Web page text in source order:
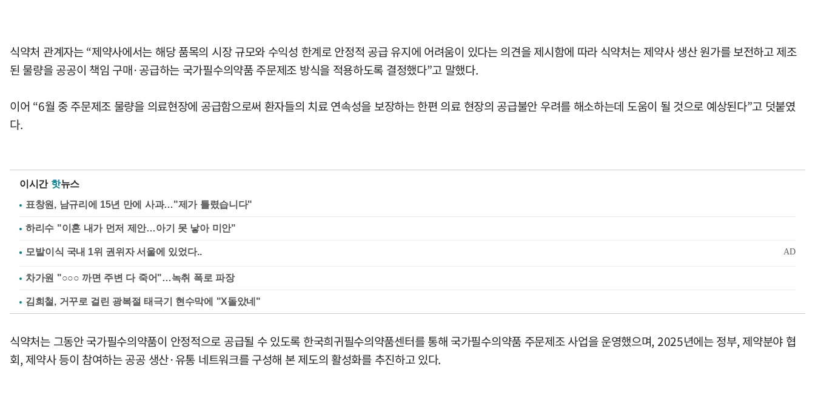
식약처 관계자는 “제약사에서는 해당 품목의 시장 규모와 수익성 한계로 안정적 공급 유지에 어려움이 있다는 의견을 제시함에 따라 식약처는 제약사 생산 원가를 보전하고 제조
된 물량을 공공이 책임 구매·공급하는 국가필수의약품 주문제조 방식을 적용하도록 결정했다”고 말했다.
이어 “6월 중 주문제조 물량을 의료현장에 공급함으로써 환자들의 치료 연속성을 보장하는 한편 의료 현장의 공급불안 우려를 해소하는데 도움이 될 것으로 예상된다”고 덧붙였
다.
이시간 핫뉴스
표창원, 남규리에 15년 만에 사과…"제가 틀렸습니다"
하리수 "이혼 내가 먼저 제안…아기 못 낳아 미안"
차가원 "○○○ 까면 주변 다 죽어"…녹취 폭로 파장
김희철, 거꾸로 걸린 광복절 태극기 현수막에 "X돌았네"
식약처는 그동안 국가필수의약품이 안정적으로 공급될 수 있도록 한국희귀필수의약품센터를 통해 국가필수의약품 주문제조 사업을 운영했으며, 2025년에는 정부, 제약분야 협
회, 제약사 등이 참여하는 공공 생산·유통 네트워크를 구성해 본 제도의 활성화를 추진하고 있다.